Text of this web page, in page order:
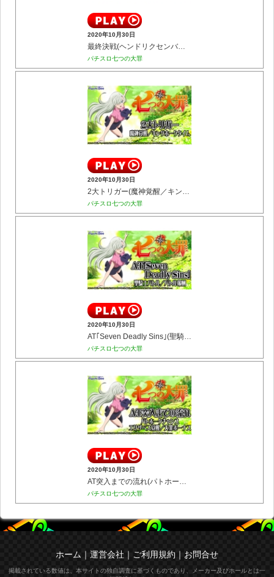
2020年10月30日
最終決戦(ヘンドリクセンバトル)
パチスロ七つの大罪
2020年10月30日
2大トリガー(魔神覚醒／キングホークタイム)
パチスロ七つの大罪
2020年10月30日
AT｢Seven Deadly Sins｣(聖騎士バトル／バトル報酬)
パチスロ七つの大罪
2020年10月30日
AT突入までの流れ(パトホークチャンス／エリザベス覚醒／大罪ボーナス)
パチスロ七つの大罪
ホーム ｜ 運営会社 ｜ ご利用規約 ｜ お問合せ
掲載されている数値は、本サイトの独自調査に基づくものであり、メーカー及びホールとは一